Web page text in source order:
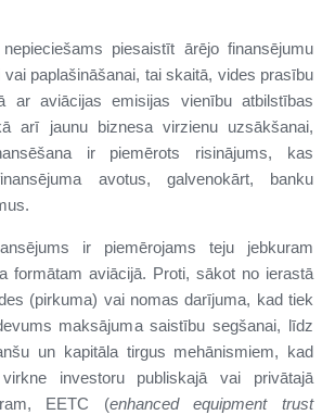
piesaistīt ārējo finansējumu
paplašināšanai, tai skaitā, vides prasību
ar aviācijas emisijas vienību atbilstības
arī jaunu biznesa virzienu uzsākšanai,
ir piemērots risinājums, kas
avotus, galvenokārt, banku
ir piemērojams teju jebkuram
formātam aviācijā. Proti, sākot no ierastā
(pirkuma) vai nomas darījuma, kad tiek
maksājuma saistību segšanai, līdz
un kapitāla tirgus mehānismiem, kad
investoru publiskajā vai privātajā
EETC (enhanced equipment trust